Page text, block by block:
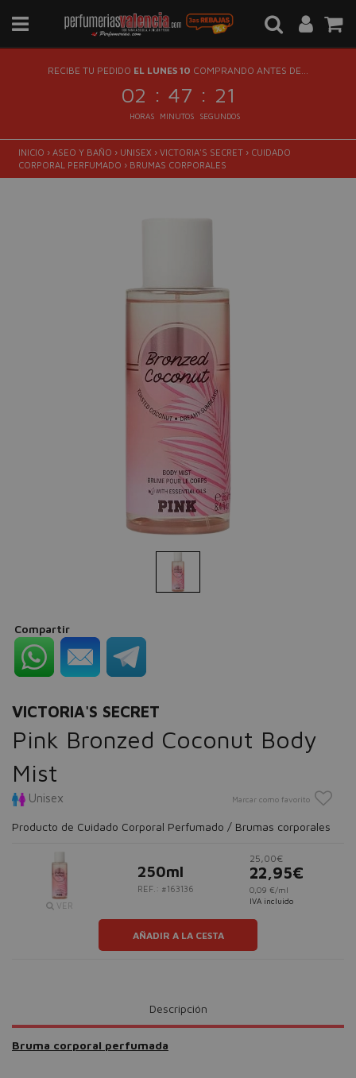
RECIBE TU PEDIDO EL LUNES 10 COMPRANDO ANTES DE...
02 : 47 : 20
HORAS MINUTOS SEGUNDOS
INICIO › ASEO Y BAÑO › UNISEX › VICTORIA'S SECRET › CUIDADO
CORPORAL PERFUMADO › BRUMAS CORPORALES
Compartir
VICTORIA'S SECRET
Pink Bronzed Coconut Body
Mist
Unisex Marcar como favorito
Producto de Cuidado Corporal Perfumado / Brumas corporales
VER
250ml
REF.: #163136
25,00€
22,95€
0,09 €/ml
IVA incluido
AÑADIR A LA CESTA
Descripción
Bruma corporal perfumada